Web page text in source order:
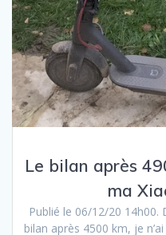
Le bilan après
ma
Publié le 06/12/20 14h00.
bilan après 4500 km, je